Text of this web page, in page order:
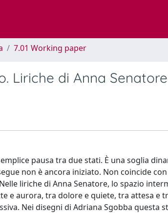
7.01 Working paper
Liriche di Anna Senatore
pausa tra due stati. È una soglia
non è ancora iniziato. Non coincide
liriche di Anna Senatore, lo spazio
e aurora, tra dolore e quiete, tra attesa e
Nei disegni di Adriana Sgobba questa